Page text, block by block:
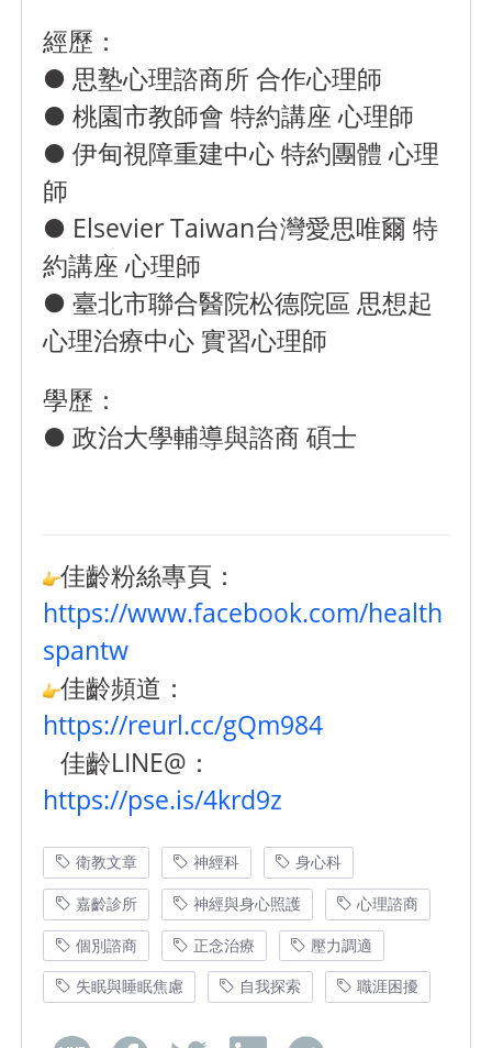
經歷：
● 思塾心理諮商所 合作心理師
● 桃園市教師會 特約講座 心理師
● 伊甸視障重建中心 特約團體 心理
師
● Elsevier Taiwan台灣愛思唯爾 特
約講座 心理師
● 臺北市聯合醫院松德院區 思想起
心理治療中心 實習心理師
學歷：
● 政治大學輔導與諮商 碩士
佳齡粉絲專頁：
https://www.facebook.com/health
spantw
佳齡頻道：
https://reurl.cc/gQm984
佳齡LINE@：
https://pse.is/4krd9z
衛教文章 神經科
身心科
嘉齡診所
神經與身心照護
心理諮商
個別諮商
正念治療
壓力調適
失眠與睡眠焦慮
自我探索 職涯困擾